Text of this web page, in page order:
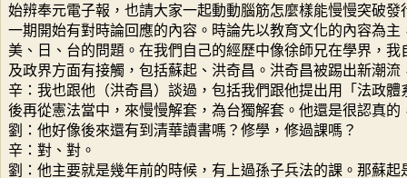
始辨奉元電子報，也請大家一起動動腦筋怎麼樣能慢慢突破
一期開始有對時論回應的內容。時論先以教育文化的內容為
美、日、台的問題。在我們自己的經歷中像徐師兄在學界，
及政界方面有接觸，包括蘇起、洪奇昌。洪奇昌被踢出新潮
辛：我也跟他（洪奇昌）談過，包括我們跟他提出用「法政
後再從憲法當中，來慢慢解套，為台獨解套。他還是很認真
劉：他好像後來還有到清華讀書嗎？修學，修過課嗎？
辛：對、對。
劉：他主要就是幾年前的時候，有上過孫子兵法的課。那蘇